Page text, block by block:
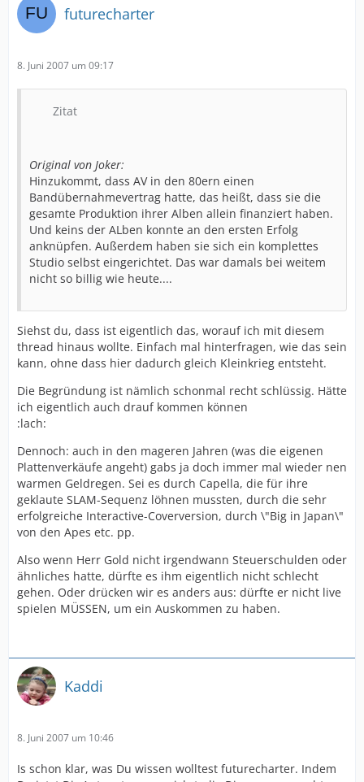
futurecharter
8. Juni 2007 um 09:17
Zitat
Original von Joker:
Hinzukommt, dass AV in den 80ern einen
Bandübernahmevertrag hatte, das heißt, dass sie die
gesamte Produktion ihrer Alben allein finanziert haben.
Und keins der ALben konnte an den ersten Erfolg
anknüpfen. Außerdem haben sie sich ein komplettes
Studio selbst eingerichtet. Das war damals bei weitem
nicht so billig wie heute....
Siehst du, dass ist eigentlich das, worauf ich mit diesem
thread hinaus wollte. Einfach mal hinterfragen, wie das sein
kann, ohne dass hier dadurch gleich Kleinkrieg entsteht.
Die Begründung ist nämlich schonmal recht schlüssig. Hätte
ich eigentlich auch drauf kommen können
:lach:
Dennoch: auch in den mageren Jahren (was die eigenen
Plattenverkäufe angeht) gabs ja doch immer mal wieder nen
warmen Geldregen. Sei es durch Capella, die für ihre
geklaute SLAM-Sequenz löhnen mussten, durch die sehr
erfolgreiche Interactive-Coverversion, durch \"Big in Japan\"
von den Apes etc. pp.
Also wenn Herr Gold nicht irgendwann Steuerschulden oder
ähnliches hatte, dürfte es ihm eigentlich nicht schlecht
gehen. Oder drücken wir es anders aus: dürfte er nicht live
spielen MÜSSEN, um ein Auskommen zu haben.
Kaddi
8. Juni 2007 um 10:46
Is schon klar, was Du wissen wolltest futurecharter. Indem